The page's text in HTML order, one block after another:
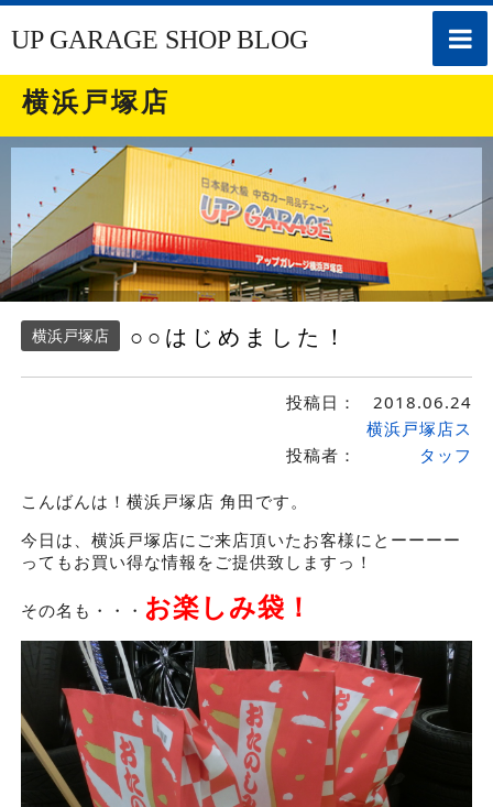
toggle
UP GARAGE SHOP BLOG
横浜戸塚店
横浜戸塚店 ○○はじめました！
投稿日： 2018.06.24
投稿者：
横浜戸塚店ス
タッフ
こんばんは！横浜戸塚店 角田です。
今日は、横浜戸塚店にご来店頂いたお客様にとーーーー
ってもお買い得な情報をご提供致しますっ！
その名も・・・ お楽しみ袋！